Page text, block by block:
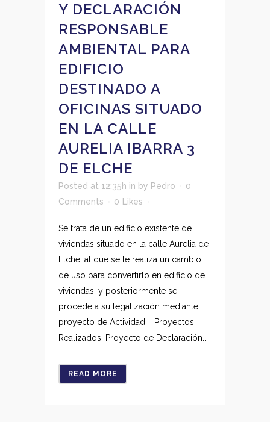
Y DECLARACIÓN
RESPONSABLE
AMBIENTAL PARA
EDIFICIO
DESTINADO A
OFICINAS SITUADO
EN LA CALLE
AURELIA IBARRA 3
DE ELCHE
Posted at 12:35h in by Pedro
0
Comments
0 Likes
Se trata de un edificio existente de
viviendas situado en la calle Aurelia de
Elche, al que se le realiza un cambio
de uso para convertirlo en edificio de
viviendas, y posteriormente se
procede a su legalización mediante
proyecto de Actividad. Proyectos
Realizados: Proyecto de Declaración...
READ MORE